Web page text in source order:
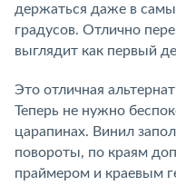
держаться даже в
градусов. Отлично
выглядит как первый
Это отличная
Теперь не нужно
царапинах. Винил
повороты, по краям
праймером и краевым